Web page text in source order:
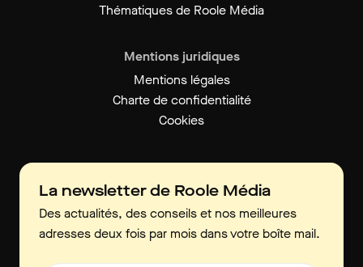
Thématiques de Roole Média
Mentions juridiques
Mentions légales
Charte de confidentialité
Cookies
La newsletter de Roole Média
Des actualités, des conseils et nos meilleures
adresses deux fois par mois dans votre boîte mail.